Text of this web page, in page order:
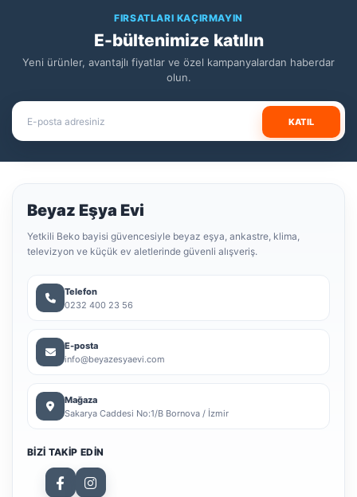
FIRSATLARI KAÇIRMAYIN
E-bültenimize katılın
Yeni ürünler, avantajlı fiyatlar ve özel kampanyalardan haberdar
olun.
KATIL
Beyaz Eşya Evi
Yetkili Beko bayisi güvencesiyle beyaz eşya, ankastre, klima,
televizyon ve küçük ev aletlerinde güvenli alışveriş.
Telefon
0232 400 23 56
E-posta
info@beyazesyaevi.com
Mağaza
Sakarya Caddesi No:1/B Bornova / İzmir
BIZI TAKIP EDIN